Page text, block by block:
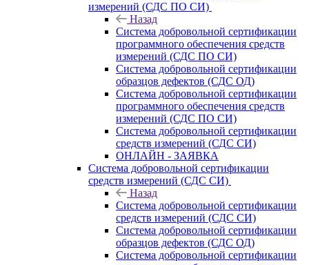
измерений (СДС ПО СИ)
Назад
Система добровольной сертификации
программного обеспечения средств
измерений (СДС ПО СИ)
Система добровольной сертификации
образцов дефектов (СДС ОД)
Система добровольной сертификации
программного обеспечения средств
измерений (СДС ПО СИ)
Система добровольной сертификации
средств измерений (СДС СИ)
ОНЛАЙН - ЗАЯВКА
Система добровольной сертификации
средств измерений (СДС СИ)
Назад
Система добровольной сертификации
средств измерений (СДС СИ)
Система добровольной сертификации
образцов дефектов (СДС ОД)
Система добровольной сертификации